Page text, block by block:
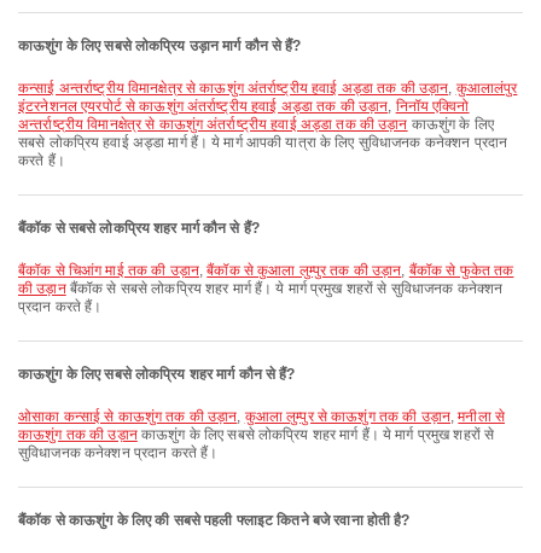
काऊशुंग के लिए सबसे लोकप्रिय उड़ान मार्ग कौन से हैं?
कन्साई अन्तर्राष्ट्रीय विमानक्षेत्र से काऊशुंग अंतर्राष्ट्रीय हवाई अड्डा तक की उड़ान, कुआलालंपुर
इंटरनेशनल एयरपोर्ट से काऊशुंग अंतर्राष्ट्रीय हवाई अड्डा तक की उड़ान, निनॉय एक्विनो
अन्तर्राष्ट्रीय विमानक्षेत्र से काऊशुंग अंतर्राष्ट्रीय हवाई अड्डा तक की उड़ान काऊशुंग के लिए
सबसे लोकप्रिय हवाई अड्डा मार्ग हैं। ये मार्ग आपकी यात्रा के लिए सुविधाजनक कनेक्शन प्रदान
करते हैं।
बैंकॉक से सबसे लोकप्रिय शहर मार्ग कौन से हैं?
बैंकॉक से चिआंग माई तक की उड़ान,बैंकॉक से कुआला लुम्पुर तक की उड़ान, बैंकॉक से फुकेत तक
की उड़ानबैंकॉक से सबसे लोकप्रिय शहर मार्ग हैं। ये मार्ग प्रमुख शहरों से सुविधाजनक कनेक्शन
प्रदान करते हैं।
काऊशुंग के लिए सबसे लोकप्रिय शहर मार्ग कौन से हैं?
ओसाका कन्साई से काऊशुंग तक की उड़ान, कुआला लुम्पुर से काऊशुंग तक की उड़ान,मनीला से
काऊशुंग तक की उड़ानकाऊशुंग के लिए सबसे लोकप्रिय शहर मार्ग हैं। ये मार्ग प्रमुख शहरों से
सुविधाजनक कनेक्शन प्रदान करते हैं।
बैंकॉक से काऊशुंग के लिए की सबसे पहली फ्लाइट कितने बजे रवाना होती है?